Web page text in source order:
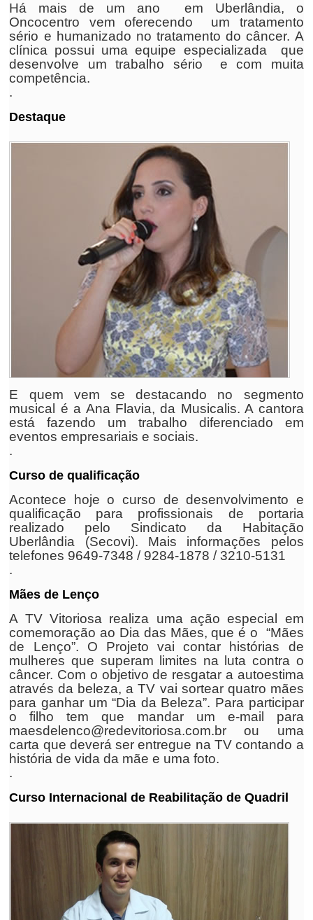
Há mais de um ano em Uberlândia, o
Oncocentro vem oferecendo um tratamento
sério e humanizado no tratamento do câncer. A
clínica possui uma equipe especializada que
desenvolve um trabalho sério e com muita
competência.
.
Destaque
E quem vem se destacando no segmento
musical é a Ana Flavia, da Musicalis. A cantora
está fazendo um trabalho diferenciado em
eventos empresariais e sociais.
.
Curso de qualificação
Acontece hoje o curso de desenvolvimento e
qualificação para profissionais de portaria
realizado pelo Sindicato da Habitação
Uberlândia (Secovi). Mais informações pelos
telefones 9649-7348 / 9284-1878 / 3210-5131
.
Mães de Lenço
A TV Vitoriosa realiza uma ação especial em
comemoração ao Dia das Mães, que é o “Mães
de Lenço”. O Projeto vai contar histórias de
mulheres que superam limites na luta contra o
câncer. Com o objetivo de resgatar a autoestima
através da beleza, a TV vai sortear quatro mães
para ganhar um “Dia da Beleza”. Para participar
o filho tem que mandar um e-mail para
maesdelenco@redevitoriosa.com.br ou uma
carta que deverá ser entregue na TV contando a
história de vida da mãe e uma foto.
.
Curso Internacional de Reabilitação de Quadril